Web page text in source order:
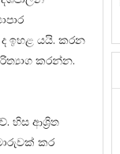
ඉහළ යයි. කරන
කරන්න.
හිස ආශ්‍රිත
කර